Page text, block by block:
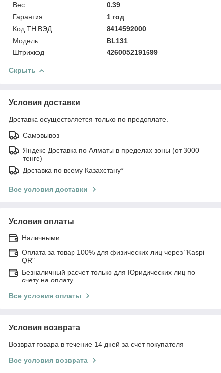
Вес
0.39
Гарантия
1 год
Код ТН ВЭД
8414592000
Модель
BL131
Штрихкод
4260052191699
Скрыть
Условия доставки
Доставка осуществляется только по предоплате.
Самовывоз
Яндекс Доставка по Алматы в пределах зоны (от 3000
тенге)
Доставка по всему Казахстану*
Все условия доставки
Условия оплаты
Наличными
Оплата за товар 100% для физических лиц через "Kaspi
QR"
Безналичный расчет только для Юридических лиц по
счету на оплату
Все условия оплаты
Условия возврата
Возврат товара в течение 14 дней за счет покупателя
Все условия возврата